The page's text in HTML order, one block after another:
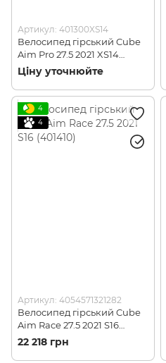
Артикул: 401300XS14
Велосипед гірський Cube
Aim Pro 27.5 2021 XS14
(401300)
Ціну уточнюйте
4
4
Артикул: 4054571321282
Велосипед гірський Cube
Aim Race 27.5 2021 S16
(401410)
22 218 грн